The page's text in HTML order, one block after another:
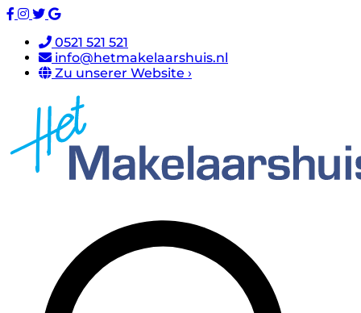
0521 521 521
info@hetmakelaarshuis.nl
Zu unserer Website ›